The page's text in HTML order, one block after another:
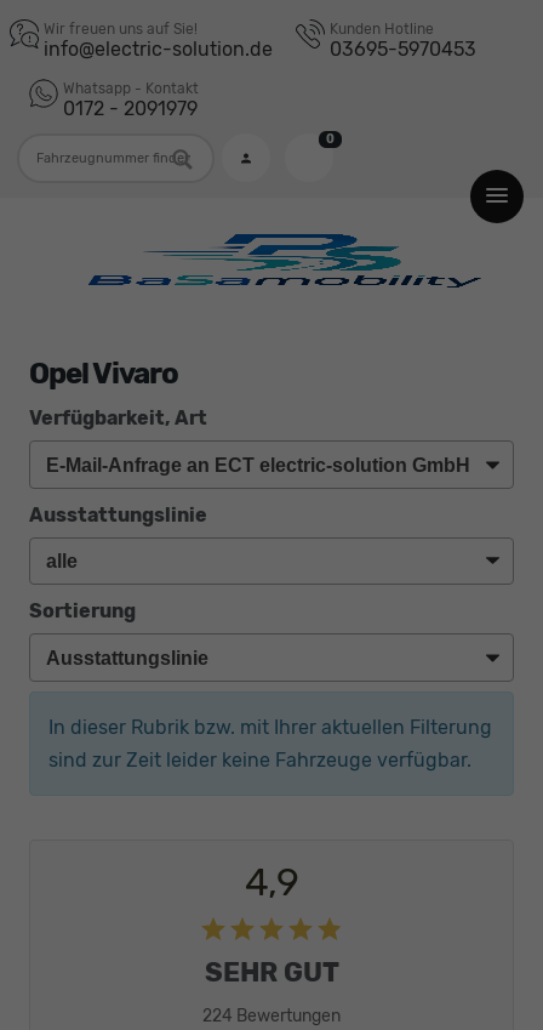
Wir freuen uns auf Sie!
info@electric-solution.de
Kunden Hotline
03695-5970453
Whatsapp - Kontakt
0172 - 2091979
0
Opel Vivaro
Verfügbarkeit, Art
Ausstattungslinie
Sortierung
In dieser Rubrik bzw. mit Ihrer aktuellen Filterung
sind zur Zeit leider keine Fahrzeuge verfügbar.
4,9
SEHR GUT
224 Bewertungen